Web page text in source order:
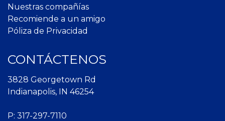
Nuestras compañías
Recomiende a un amigo
Póliza de Privacidad
CONTÁCTENOS
3828 Georgetown Rd
Indianapolis, IN 46254
P: 317-297-7110